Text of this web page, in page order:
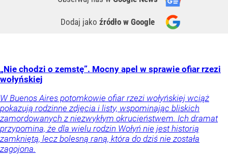
Dodaj jako źródło w Google
„Nie chodzi o zemstę”. Mocny apel w sprawie ofiar rzezi
wołyńskiej
W Buenos Aires potomkowie ofiar rzezi wołyńskiej wciąż
pokazują rodzinne zdjęcia i listy, wspominając bliskich
zamordowanych z niezwykłym okrucieństwem. Ich dramat
przypomina, że dla wielu rodzin Wołyń nie jest historią
zamkniętą, lecz bolesną raną, która do dziś nie została
zagojona.